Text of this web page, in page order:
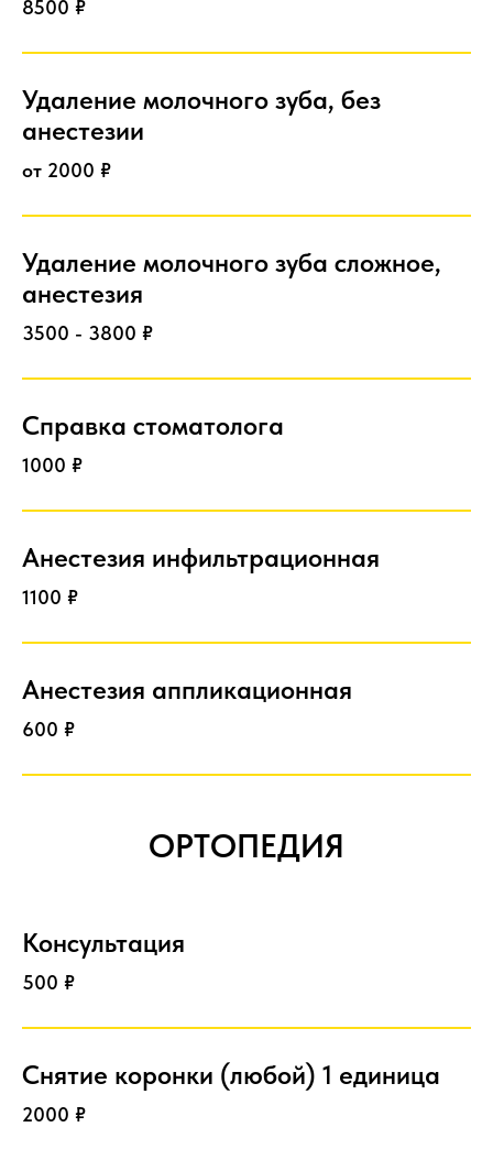
8500 ₽
Удаление молочного зуба, без
анестезии
от 2000 ₽
Удаление молочного зуба сложное,
анестезия
3500 - 3800 ₽
Справка стоматолога
1000 ₽
Анестезия инфильтрационная
1100 ₽
Анестезия аппликационная
600 ₽
ОРТОПЕДИЯ
Консультация
500 ₽
Снятие коронки (любой) 1 единица
2000 ₽